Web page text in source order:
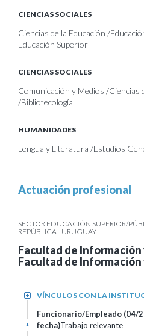
CIENCIAS SOCIALES
Ciencias de la Educación /
Educación Superior
CIENCIAS SOCIALES
Comunicación y Medios /Ciencias
/Bibliotecología
HUMANIDADES
Lengua y Literatura /Estudios
Actuación profesional
SECTOR EDUCACIÓN SUPERIOR/
REPÚBLICA - URUGUAY
Facultad de
Facultad de Información
VÍNCULOS CON LA
+
Funcionario/Empleado (04/
fecha)Trabajo relevante
+